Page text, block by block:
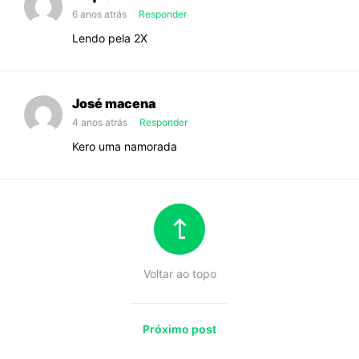
faz
o
[+18]
6 anos atrás Responder
Lendo pela 2X
José macena
4 anos atrás Responder
Kero uma namorada
Voltar ao topo
Próximo post